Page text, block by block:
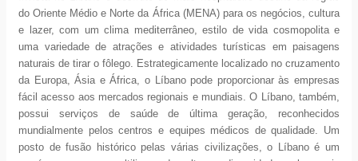
do Oriente Médio e Norte da África (MENA) para os negócios, cultura
e lazer, com um clima mediterrâneo, estilo de vida cosmopolita e
uma variedade de atrações e atividades turísticas em paisagens
naturais de tirar o fôlego. Estrategicamente localizado no cruzamento
da Europa, Ásia e África, o Líbano pode proporcionar às empresas
fácil acesso aos mercados regionais e mundiais. O Líbano, também,
possui serviços de saúde de última geração, reconhecidos
mundialmente pelos centros e equipes médicos de qualidade. Um
posto de fusão histórico pelas várias civilizações, o Líbano é um